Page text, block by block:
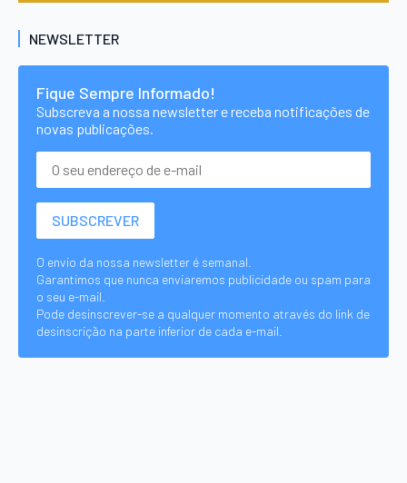
NEWSLETTER
Fique Sempre Informado!
Subscreva a nossa newsletter e receba notificações de
novas publicações.
O envio da nossa newsletter é semanal.
Garantimos que nunca enviaremos publicidade ou spam para
o seu e-mail.
Pode desinscrever-se a qualquer momento através do link de
desinscrição na parte inferior de cada e-mail.